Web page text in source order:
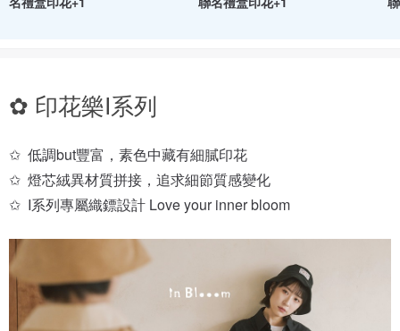
✿ 印花樂I系列
✩  低調but豐富，素色中藏有細膩印花
✩  燈芯絨異材質拼接，追求細節質感變化
✩  I系列專屬織鏢設計 Love your inner bloom